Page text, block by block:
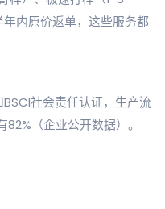
内原价返单，这些服务都
社会责任认证，生产流
（企业公开数据）。